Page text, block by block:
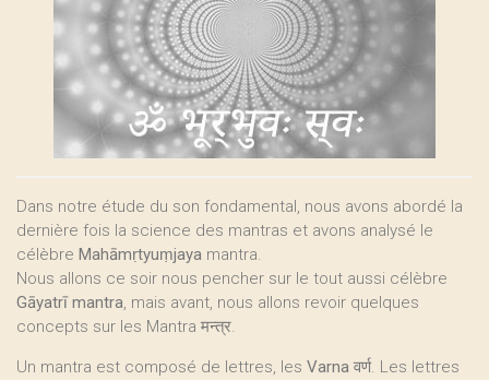
Dans notre étude du son fondamental, nous avons abordé la
dernière fois la science des mantras et avons analysé le
célèbre Mahāmṛtyuṃjaya mantra.
Nous allons ce soir nous pencher sur le tout aussi célèbre
Gāyatrī mantra, mais avant, nous allons revoir quelques
concepts sur les Mantra मन्त्र.
Un mantra est composé de lettres, les Varna वर्ण. Les lettres